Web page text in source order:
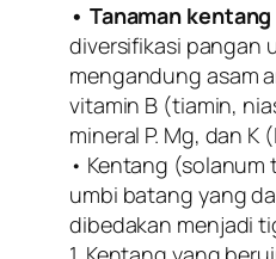
• Tanaman kentang
diversifikasi pangan
mengandung asam
vitamin B (tiamin,
mineral P. Mg, dan
• Kentang (solanum
umbi batang yang
dibedakan menjadi